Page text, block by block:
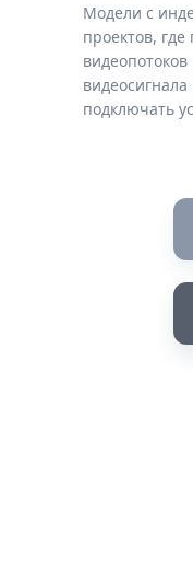
Модели с
проектов,
подключать